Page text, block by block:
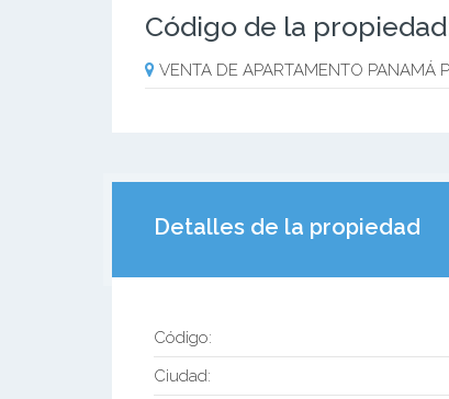
Código de la
VENTA DE APARTAMENTO PANAMÁ
Detalles de la propiedad
Código:
Ciudad: